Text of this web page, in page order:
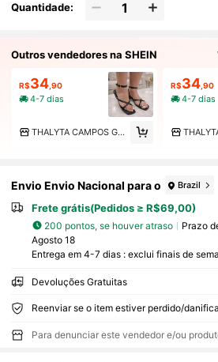
Quantidade:
Outros vendedores na SHEIN
R$34,90
4-7 dias
THALYTA CAMPOS GARCIA
R$34,90
4-7 dias
Envio Envio Nacional para o Brazil
Frete grátis(Pedidos ≥ R$69,00)
200 pontos, se houver atraso Prazo
Agosto 18
Entrega em 4-7 dias : exclui finais de
Devoluções Gratuitas
Para denunciar este vendedor e/ou